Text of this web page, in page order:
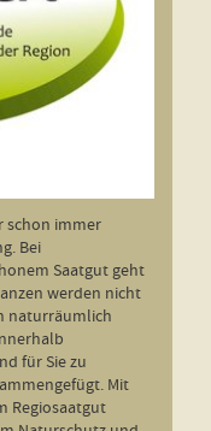
schon immer
Bei
Saatgut geht
werden nicht
naturräumlich
für Sie zu
Mit
Regiosaatgut